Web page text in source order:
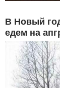
В Новый
едем на